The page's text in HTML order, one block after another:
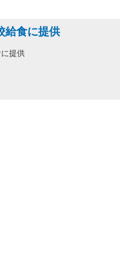
給食に提供
提供